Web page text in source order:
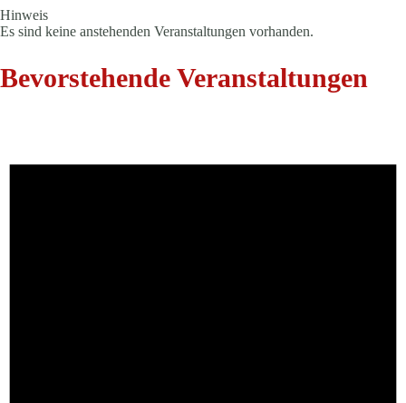
Hinweis
Es sind keine anstehenden Veranstaltungen vorhanden.
Bevorstehende Veranstaltungen